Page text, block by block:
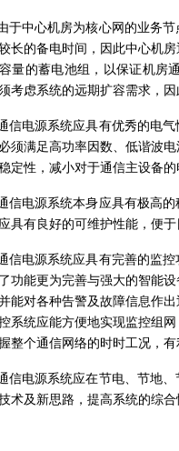
中心机房为核心网的业务节
长的备电时间，因此中心机
量的蓄电池组，以保证机房
考虑系统的远期扩容需求，
电源系统应具有优秀的电气
须满足高功率因数、低谐波
定性，减小对于通信主设备
电源系统本身应具有极高的
具有良好的可维护性能，便
电源系统应具有完善的监控
功能更为完善与强大的智能
能对各种告警及故障信息作
系统应能方便地实现监控组
整个通信网络的时时工况，
电源系统应在节电、节地、
术及新思路，提高系统的综